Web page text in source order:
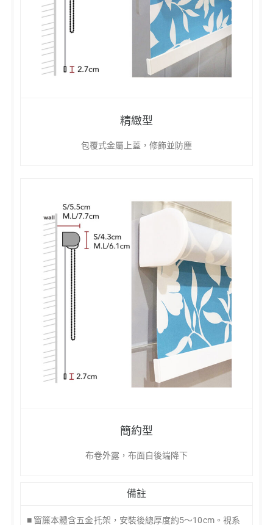
精緻型
包覆式金屬上蓋，修飾並防塵
簡約型
布卷外露，布面自後端降下
備註
■ 窗簾本體含五金托架，安裝後總厚度約5～10cm。視系